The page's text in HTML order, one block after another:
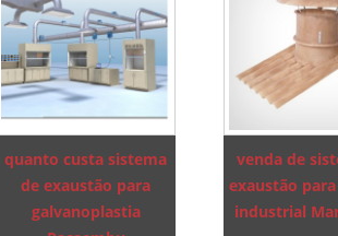
quanto custa sistema
de exaustão para
galvanoplastia
venda de
exaustão
industrial